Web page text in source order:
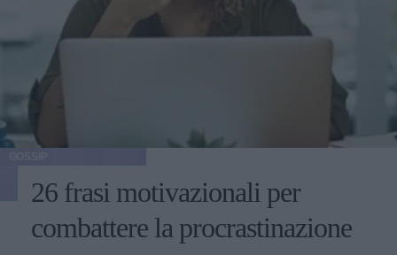
26 frasi motivazionali per
combattere la procrastinazione